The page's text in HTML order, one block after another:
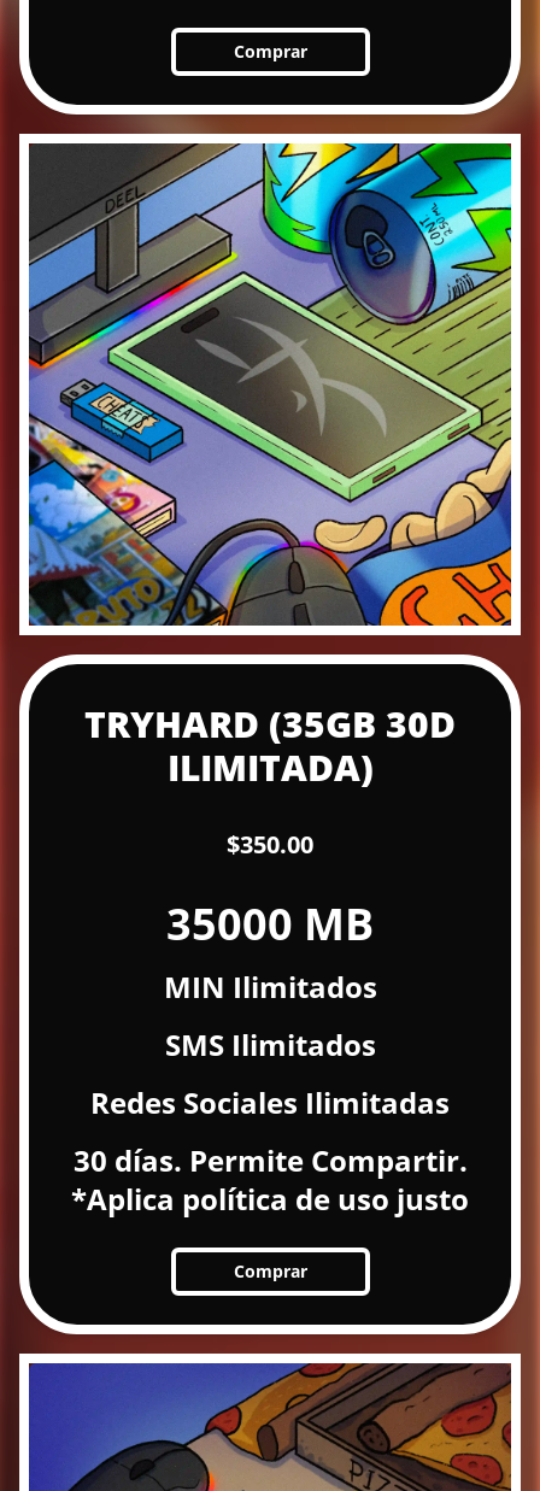
Comprar
TRYHARD (35GB 30D
ILIMITADA)
$350.00
35000 MB
MIN Ilimitados
SMS Ilimitados
Redes Sociales Ilimitadas
30 días. Permite Compartir.
*Aplica política de uso justo
Comprar